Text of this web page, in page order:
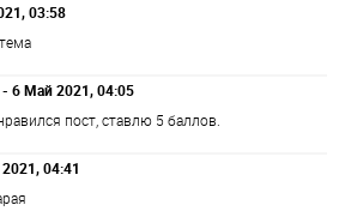
03:58
6 Май 2021, 04:05
пост, ставлю 5 баллов.
04:41